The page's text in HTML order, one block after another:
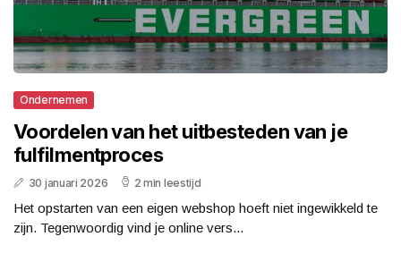
Ondernemen
Voordelen van het uitbesteden van je
fulfilmentproces
30 januari 2026 2 min leestijd
Het opstarten van een eigen webshop hoeft niet ingewikkeld te
zijn. Tegenwoordig vind je online vers...